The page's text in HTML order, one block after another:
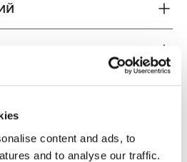
content and ads, to
and to analyse our traffic.
techspec